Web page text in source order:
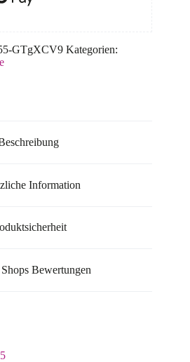
GTgXCV9 Kategorien:
Information
Bewertungen